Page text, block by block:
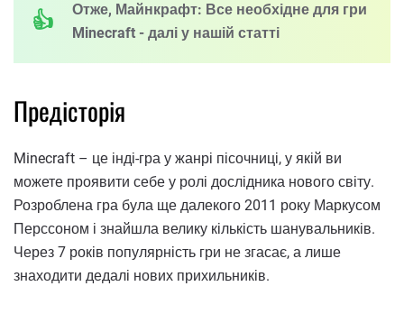
Отже, Майнкрафт: Все необхідне для гри
Minecraft - далі у нашій статті
Предісторія
Minecraft – це інді-гра у жанрі пісочниці, у якій ви
можете проявити себе у ролі дослідника нового світу.
Розроблена гра була ще далекого 2011 року Маркусом
Перссоном і знайшла велику кількість шанувальників.
Через 7 років популярність гри не згасає, а лише
знаходити дедалі нових прихильників.